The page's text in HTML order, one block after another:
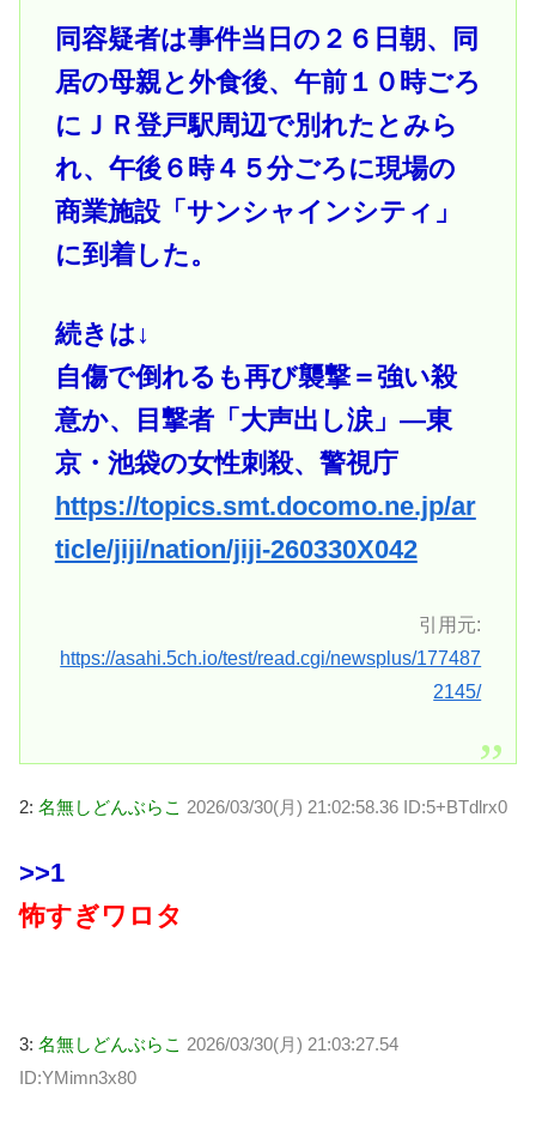
同容疑者は事件当日の２６日朝、同
居の母親と外食後、午前１０時ごろ
にＪＲ登戸駅周辺で別れたとみら
れ、午後６時４５分ごろに現場の
商業施設「サンシャインシティ」
に到着した。
続きは↓
自傷で倒れるも再び襲撃＝強い殺
意か、目撃者「大声出し涙」―東
京・池袋の女性刺殺、警視庁
https://topics.smt.docomo.ne.jp/ar
ticle/jiji/nation/jiji-260330X042
引用元:
https://asahi.5ch.io/test/read.cgi/newsplus/177487
2145/
2: 名無しどんぶらこ 2026/03/30(月) 21:02:58.36 ID:5+BTdlrx0
>>1
怖すぎワロタ
3: 名無しどんぶらこ 2026/03/30(月) 21:03:27.54
ID:YMimn3x80